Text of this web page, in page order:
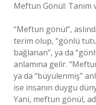
Meftun Gönül: Tanım
“Meftun gönül”,
terim olup, “gönlü
bağlanan”, ya da
anlamına gelir.
ya da “büyülenmiş”
ise insanın duygu
Yani, meftun gönül,